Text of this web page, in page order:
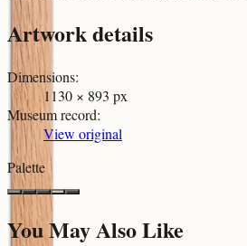
Artwork details
Dimensions:
1130 × 893 px
Museum record:
View original
Palette
You May Also Like